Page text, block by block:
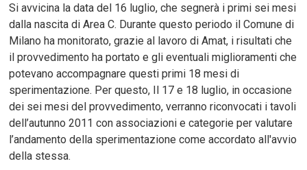
Si avvicina la data del 16 luglio, che segnerà i primi sei mesi
dalla nascita di Area C. Durante questo periodo il Comune di
Milano ha monitorato, grazie al lavoro di Amat, i risultati che
il provvedimento ha portato e gli eventuali miglioramenti che
potevano accompagnare questi primi 18 mesi di
sperimentazione. Per questo, Il 17 e 18 luglio, in occasione
dei sei mesi del provvedimento, verranno riconvocati i tavoli
dell’autunno 2011 con associazioni e categorie per valutare
l’andamento della sperimentazione come accordato all'avvio
della stessa.